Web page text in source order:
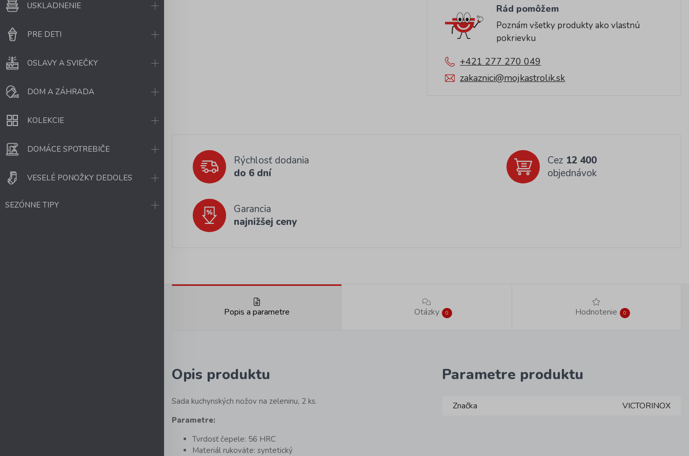
USKLADNENIE
PRE DETI
OSLAVY A SVIEČKY
DOM A ZÁHRADA
KOLEKCIE
DOMÁCE SPOTREBIČE
VESELÉ PONOŽKY DEDOLES
SEZÓNNE TIPY
Rád pomôžem
Poznám všetky produkty ako vlastnú
pokrievku
+421 277 270 049
zakaznici@mojkastrolik.sk
Rýchlosť dodania
do 6 dní
Cez 12 400
objednávok
Garancia
najnižšej ceny
Popis a parametre Otázky 0 Hodnotenie 0
Opis produktu
Sada kuchynských nožov na zeleninu, 2 ks.
Parametre:
Tvrdosť čepele: 56 HRC
Materiál rukoväte: syntetický
Parametre produktu
Značka VICTORINOX